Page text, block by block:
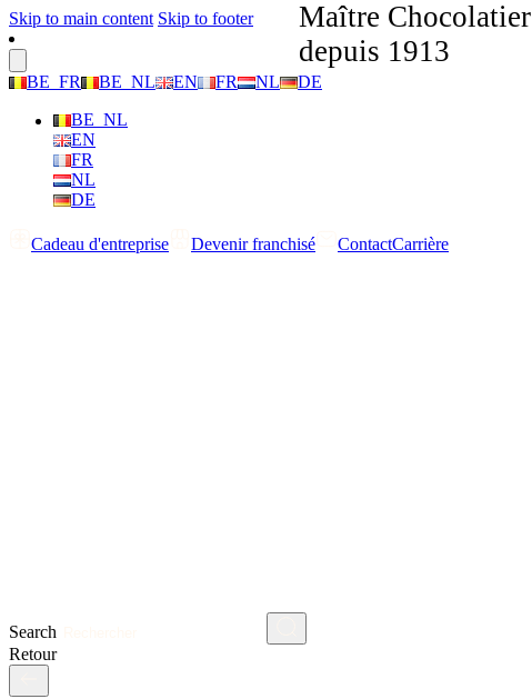
Skip to main content Skip to footer
BE_FR BE_NL EN FR NL
DE
BE_NL
EN
FR
NL
DE
Cadeau d'entreprise Devenir franchisé ContactCarrière
Search
Retour
Maître Chocolatier
depuis 1913